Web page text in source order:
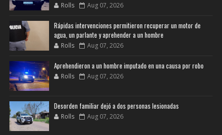
Rolls Aug 07, 2026
Rápidas intervenciones permitieron recuperar un motor de
agua, un parlante y aprehender a un hombre
Rolls Aug 07, 2026
Aprehendieron a un hombre imputado en una causa por robo
Rolls Aug 07, 2026
Desorden familiar dejó a dos personas lesionadas
Rolls Aug 07, 2026